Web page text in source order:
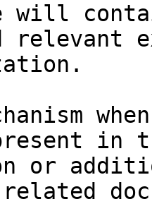
will
relevant
in
or